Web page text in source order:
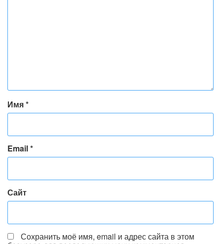
Имя*
Email*
Сайт
Сохранить моё имя, email и адрес сайта в этом